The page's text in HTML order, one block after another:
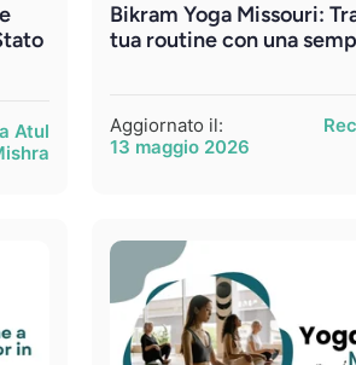
Atul
Bikram Yoga Missouri:
tua routine con una
Aggiornato il:
13 maggio 2026